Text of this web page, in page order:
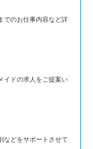
でのお仕事内容など詳
イドの求人をご提案い
などをサポートさせて